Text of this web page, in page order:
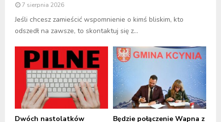
7 sierpnia 2026
Jeśli chcesz zamieścić wspomnienie o kimś bliskim, kto
odszedł na zawsze, to skontaktuj się z...
Dwóch nastolatków
Będzie połączenie Wapna z